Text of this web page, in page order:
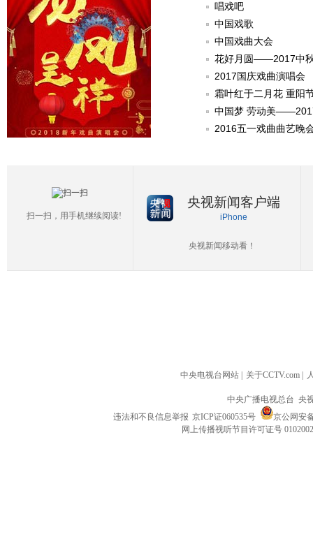
唱戏吧
中国戏歌
中国戏曲大会
花好月圆——2017中
2017国庆戏曲演唱会
霜叶红于二月花 重阳
中国梦 劳动美
2016五一戏曲曲艺晚
扫一扫，用手机继续阅读!
央视新闻客户端
iPhone
央视新闻移动看！
中央电视台网站 关于CCTV.com
中央广播电视总台 央
违法和不良信息举报 京ICP证060535号
京公网安
网上传播视听节目许可证号